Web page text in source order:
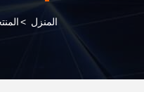
المنزل >